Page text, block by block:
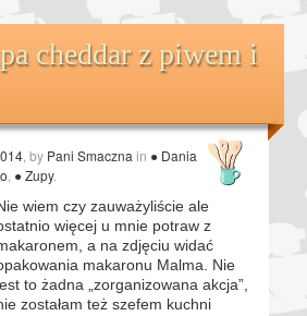
cheddar z piwem i
, by Pani Smaczna in ● Dania
● Zupy.
wiem czy zauważyliście ale
więcej u mnie potraw z
a na zdjęciu widać
makaronu Malma. Nie
to żadna „zorganizowana akcja”,
zostałam też szefem kuchni